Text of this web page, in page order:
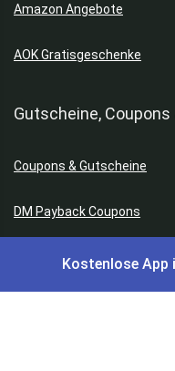
Amazon Angebote
AOK Gratisgeschenke
Gutscheine, Coupons
Coupons & Gutscheine
DM Payback Coupons
Aral Payback Coupons
Kostenlose App